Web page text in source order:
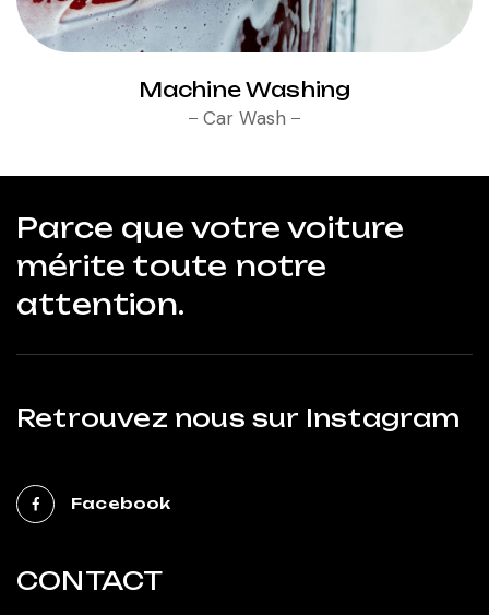
Machine Washing
Car Wash
Parce que votre voiture
mérite toute notre
attention.
Retrouvez nous sur Instagram
Facebook
CONTACT